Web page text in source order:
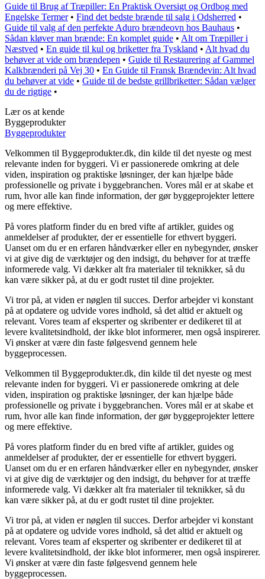
Guide til Brug af Træpiller: En Praktisk Oversigt og Ordbog med
Engelske Termer• Find det bedste brænde til salg i Odsherred •
Guide til valg af den perfekte Aduro brændeovn hos Bauhaus •
Sådan kløver man brænde: En komplet guide • Alt om Træpiller i
Næstved • En guide til kul og briketter fra Tyskland • Alt hvad du
behøver at vide om brændepen • Guide til Restaurering af Gammel
Kalkbrænderi på Vej 30 • En Guide til Fransk Brændevin: Alt hvad
du behøver at vide • Guide til de bedste grillbriketter: Sådan vælger
du de rigtige •
Lær os at kende
Byggeprodukter
Byggeprodukter
Velkommen til Byggeprodukter.dk, din kilde til det nyeste og mest
relevante inden for byggeri. Vi er passionerede omkring at dele
viden, inspiration og praktiske løsninger, der kan hjælpe både
professionelle og private i byggebranchen. Vores mål er at skabe et
rum, hvor alle kan finde information, der gør byggeprojekter lettere
og mere effektive.
På vores platform finder du en bred vifte af artikler, guides og
anmeldelser af produkter, der er essentielle for ethvert byggeri.
Uanset om du er en erfaren håndværker eller en nybegynder, ønsker
vi at give dig de værktøjer og den indsigt, du behøver for at træffe
informerede valg. Vi dækker alt fra materialer til teknikker, så du
kan være sikker på, at du er godt rustet til dine projekter.
Vi tror på, at viden er nøglen til succes. Derfor arbejder vi konstant
på at opdatere og udvide vores indhold, så det altid er aktuelt og
relevant. Vores team af eksperter og skribenter er dedikeret til at
levere kvalitetsindhold, der ikke blot informerer, men også inspirerer.
Vi ønsker at være din faste følgesvend gennem hele
byggeprocessen.
Velkommen til Byggeprodukter.dk, din kilde til det nyeste og mest
relevante inden for byggeri. Vi er passionerede omkring at dele
viden, inspiration og praktiske løsninger, der kan hjælpe både
professionelle og private i byggebranchen. Vores mål er at skabe et
rum, hvor alle kan finde information, der gør byggeprojekter lettere
og mere effektive.
På vores platform finder du en bred vifte af artikler, guides og
anmeldelser af produkter, der er essentielle for ethvert byggeri.
Uanset om du er en erfaren håndværker eller en nybegynder, ønsker
vi at give dig de værktøjer og den indsigt, du behøver for at træffe
informerede valg. Vi dækker alt fra materialer til teknikker, så du
kan være sikker på, at du er godt rustet til dine projekter.
Vi tror på, at viden er nøglen til succes. Derfor arbejder vi konstant
på at opdatere og udvide vores indhold, så det altid er aktuelt og
relevant. Vores team af eksperter og skribenter er dedikeret til at
levere kvalitetsindhold, der ikke blot informerer, men også inspirerer.
Vi ønsker at være din faste følgesvend gennem hele
byggeprocessen.